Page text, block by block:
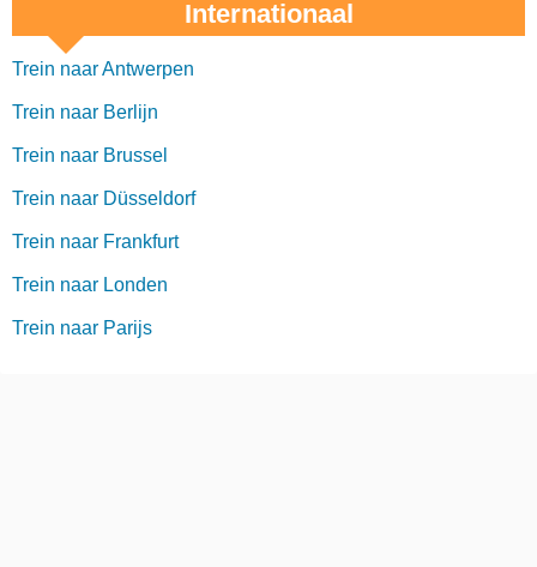
Internationaal
Trein naar Antwerpen
Trein naar Berlijn
Trein naar Brussel
Trein naar Düsseldorf
Trein naar Frankfurt
Trein naar Londen
Trein naar Parijs